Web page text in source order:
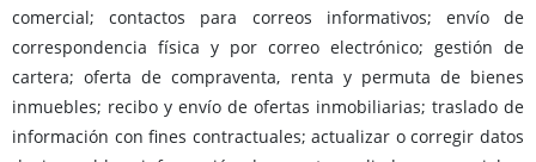
comercial; contactos para correos informativos; envío de
correspondencia física y por correo electrónico; gestión de
cartera; oferta de compraventa, renta y permuta de bienes
inmuebles; recibo y envío de ofertas inmobiliarias; traslado de
información con fines contractuales; actualizar o corregir datos